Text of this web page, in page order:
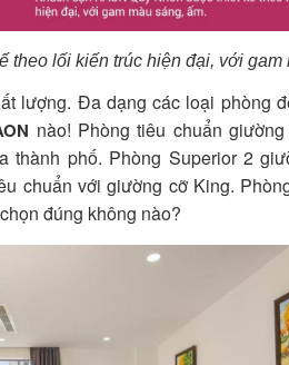
theo lối kiến trúc hiện đại, với gam
lượng. Đa dạng các loại phòng
nào! Phòng tiêu chuẩn
thành phố. Phòng Superior 2
chuẩn với giường cỡ King. P
đúng không nào?